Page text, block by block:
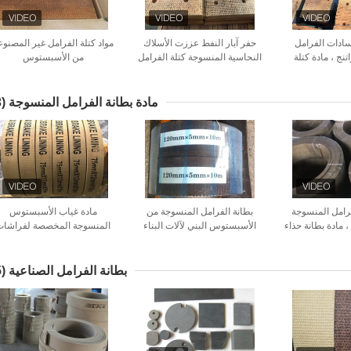
مواد كتلة الفرامل غير
من الأسبستوس
حفر آبار النفط عززت الأسلاك
النحاسية المنسوجة كتلة الفرامل
الفرامل
، مادة كتلة
مادة بطانة الفرامل المنسوجة (23)
مادة غياب الأسبستوس
المنسوجة المخصصة
بطانة الفرامل المنسوجة من
الأسبستوس البني لآلات البناء
المنسوجة
مادة بطانة حذاء
بطانة الفرامل الصناعية (25)